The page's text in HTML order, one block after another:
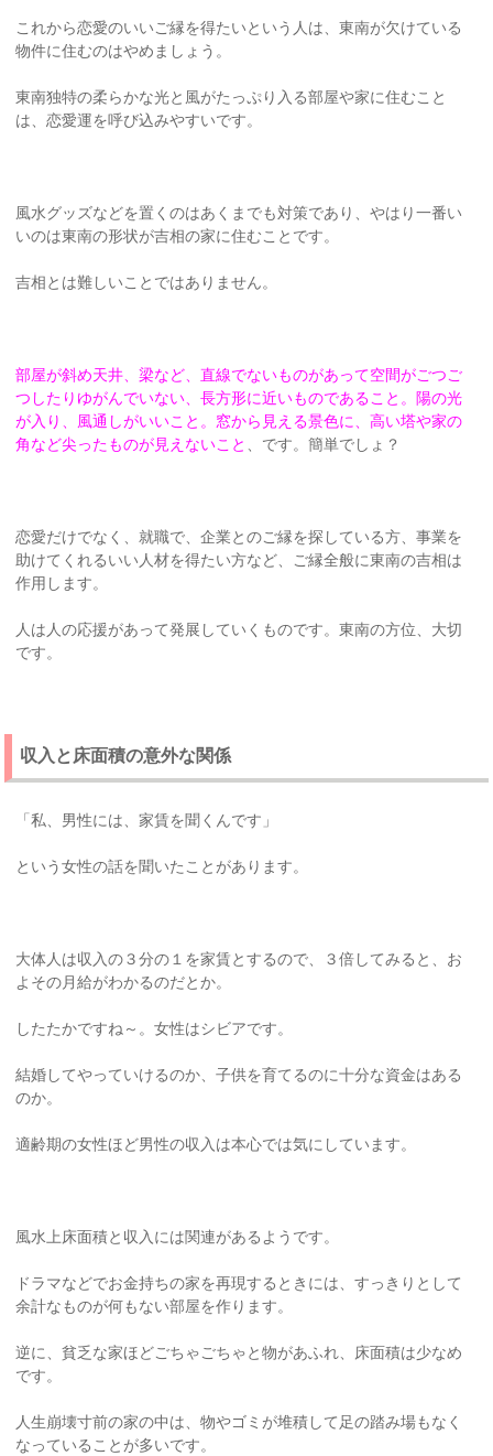
これから恋愛のいいご縁を得たいという人は、東南が欠けている
物件に住むのはやめましょう。
東南独特の柔らかな光と風がたっぷり入る部屋や家に住むこと
は、恋愛運を呼び込みやすいです。
風水グッズなどを置くのはあくまでも対策であり、やはり一番い
いのは東南の形状が吉相の家に住むことです。
吉相とは難しいことではありません。
部屋が斜め天井、梁など、直線でないものがあって空間がごつご
つしたりゆがんでいない、長方形に近いものであること。陽の光
が入り、風通しがいいこと。窓から見える景色に、高い塔や家の
角など尖ったものが見えないこと 、です。簡単でしょ？
恋愛だけでなく、就職で、企業とのご縁を探している方、事業を
助けてくれるいい人材を得たい方など、ご縁全般に東南の吉相は
作用します。
人は人の応援があって発展していくものです。東南の方位、大切
です。
収入と床面積の意外な関係
「私、男性には、家賃を聞くんです」
という女性の話を聞いたことがあります。
大体人は収入の３分の１を家賃とするので、３倍してみると、お
よその月給がわかるのだとか。
したたかですね～。女性はシビアです。
結婚してやっていけるのか、子供を育てるのに十分な資金はある
のか。
適齢期の女性ほど男性の収入は本心では気にしています。
風水上床面積と収入には関連があるようです。
ドラマなどでお金持ちの家を再現するときには、すっきりとして
余計なものが何もない部屋を作ります。
逆に、貧乏な家ほどごちゃごちゃと物があふれ、床面積は少なめ
です。
人生崩壊寸前の家の中は、物やゴミが堆積して足の踏み場もなく
なっていることが多いです。